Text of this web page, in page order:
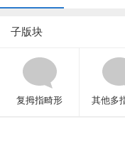
子版块
复拇指畸形 其他多